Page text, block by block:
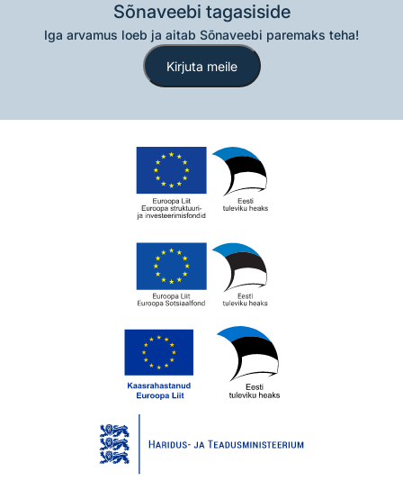
Sõnaveebi tagasiside
Iga arvamus loeb ja aitab Sõnaveebi paremaks teha!
Kirjuta meile